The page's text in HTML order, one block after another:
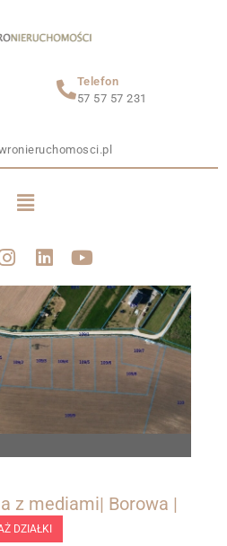
Telefon
57 57 57 231
z mediami| Borowa |
DZIAŁKI